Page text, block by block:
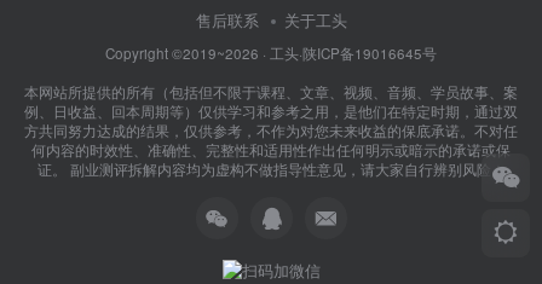
售后联系 关于工头
Copyright ©2019~2026 · 工头·陕ICP备19016645号
本网站所提供的所有（包括但不限于课程、文章、视频、音频、学员故事、案
例、日收益、回本周期等）仅供学习和参考之用，是他们在特定时期，通过双
方共同努力达成的结果，仅供参考，不作为对您未来收益的保底承诺。不对任
何内容的时效性、准确性、完整性和适用性作出任何明示或暗示的承诺或保
证。 副业测评拆解内容均为虚构不做指导性意见，请大家自行辨别风险！